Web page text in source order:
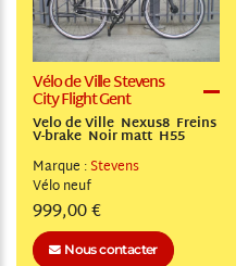
Vélo de Ville Stevens
City Flight Gent
Velo de Ville Nexus8 Freins
V-brake Noir matt H55
Marque :Stevens
Véloneuf
999,00 €
Nous contacter